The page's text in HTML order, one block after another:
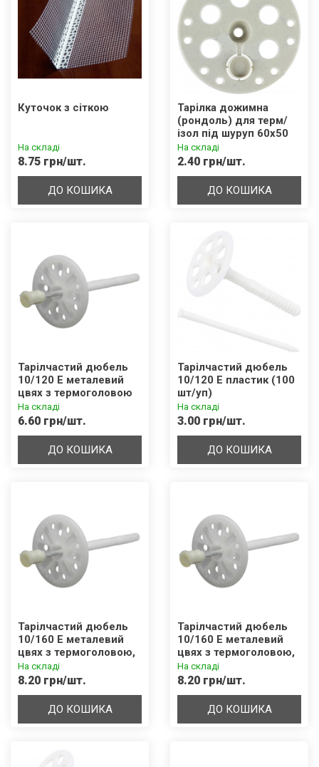
Куточок з сіткою
На складі
8.75 грн/шт.
ДО КОШИКА
Тарілка дожимна
(рондоль) для терм/
ізол під шуруп 60х50
(100 шт/уп)
На складі
2.40 грн/шт.
ДО КОШИКА
Тарілчастий дюбель
10/120 Е металевий
цвях з термоголовою
(100 шт/уп)
На складі
6.60 грн/шт.
ДО КОШИКА
Тарілчастий дюбель
10/120 Е пластик (100
шт/уп)
На складі
3.00 грн/шт.
ДО КОШИКА
Тарілчастий дюбель
10/160 Е металевий
цвях з термоголовою,
подовжений розпір
8см (50 шт/уп)
На складі
8.20 грн/шт.
ДО КОШИКА
Тарілчастий дюбель
10/160 Е металевий
цвях з термоголовою,
подовжений розпір
8см (50 шт/уп)
На складі
8.20 грн/шт.
ДО КОШИКА